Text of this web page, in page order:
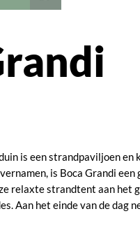
is een strandpaviljoen en
is Boca Grandi
relaxte strandtent aan het
Aan het einde van de dag